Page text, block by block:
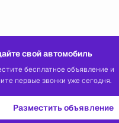
свой автомобиль
бесплатное объявление и
первые звонки уже сегодня.
Разместить объявление